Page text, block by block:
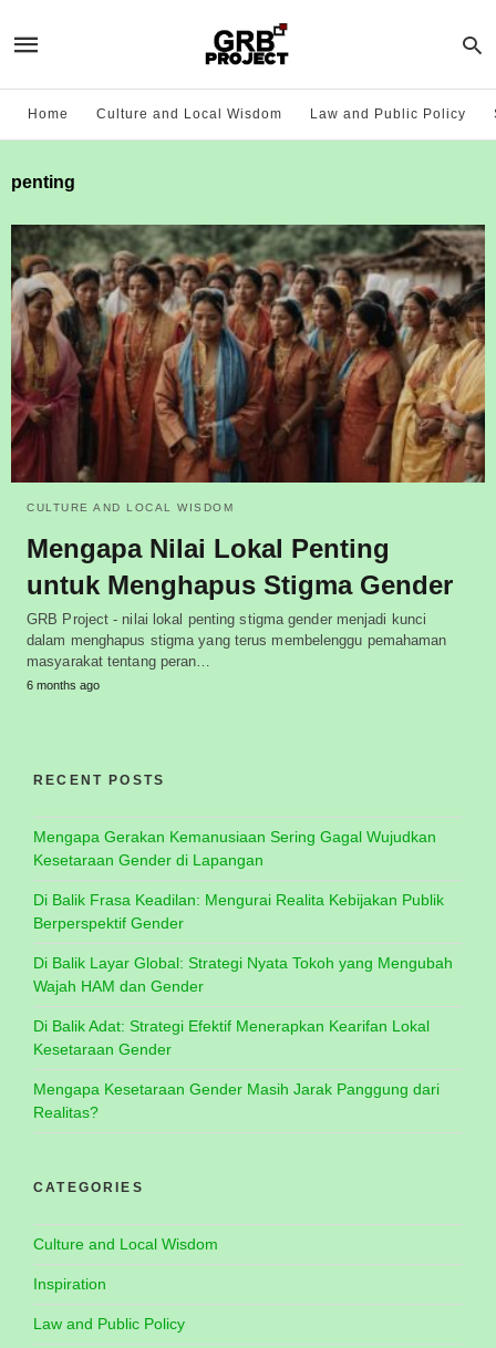
Home Culture and Local Wisdom Law and Public Policy
penting
CULTURE AND LOCAL WISDOM
Mengapa Nilai Lokal Penting
untuk Menghapus Stigma Gender
GRB Project - nilai lokal penting stigma gender menjadi kunci
dalam menghapus stigma yang terus membelenggu pemahaman
masyarakat tentang peran…
6 months ago
RECENT POSTS
Mengapa Gerakan Kemanusiaan Sering Gagal Wujudkan
Kesetaraan Gender di Lapangan
Di Balik Frasa Keadilan: Mengurai Realita Kebijakan Publik
Berperspektif Gender
Di Balik Layar Global: Strategi Nyata Tokoh yang Mengubah
Wajah HAM dan Gender
Di Balik Adat: Strategi Efektif Menerapkan Kearifan Lokal
Kesetaraan Gender
Mengapa Kesetaraan Gender Masih Jarak Panggung dari
Realitas?
CATEGORIES
Culture and Local Wisdom
Inspiration
Law and Public Policy